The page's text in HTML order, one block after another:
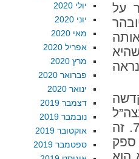
על
בקרב יהודי ישראל צנח בארבעה חודשים מ-90% ל-78%. זה
ספק
יולי 2020
יוני 2020
מאי 2020
אפריל 2020
מרץ 2020
פברואר 2020
ינואר 2020
דצמבר 2019
נובמבר 2019
אוקטובר 2019
ספטמבר 2019